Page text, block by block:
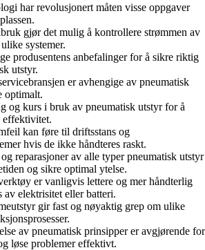
har revolusjonert måten visse oppgaver
gjør det mulig å kontrollere strømmen av
systemer.
produsentens anbefalinger for å sikre riktig
utstyr.
er avhengige av pneumatisk
optimalt.
og kurs i bruk av pneumatisk utstyr for å
effektivitet.
kan føre til driftsstans og
hvis de ikke håndteres raskt.
reparasjoner av alle typer pneumatisk utstyr
og sikre optimal ytelse.
er vanligvis lettere og mer håndterlig
av elektrisitet eller batteri.
gir fast og nøyaktig grep om ulike
av pneumatisk prinsipper er avgjørende for
løse problemer effektivt.